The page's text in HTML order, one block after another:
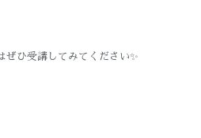
ぜひ受講してみてください✨